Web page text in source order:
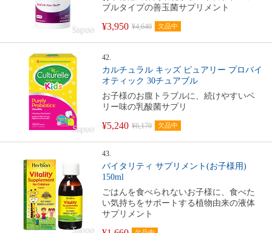
ブルタイプの善玉菌サプリメント
¥3,950 ¥4,640 欠品中
42.
カルチュラル キッズ ピュアリー プロバイ
オティック 30チュアブル
お子様のお腹トラブルに、続けやすいベ
リー味の乳酸菌サプリ
¥5,240 ¥6,170 欠品中
43.
バイタリティ サプリメント(お子様用)
150ml
ごはんを食べられないお子様に、食べた
い気持ちをサポートする植物由来の液体
サプリメント